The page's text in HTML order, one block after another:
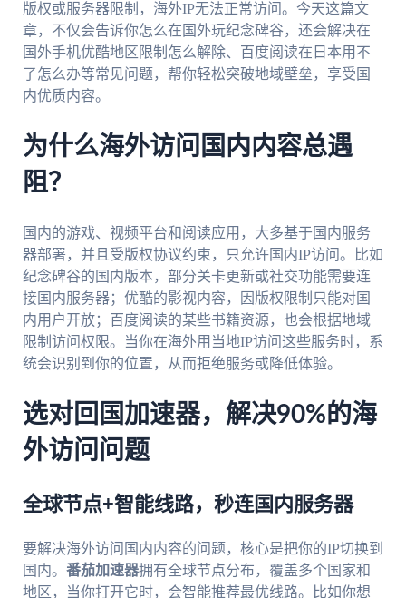
版权或服务器限制，海外IP无法正常访问。今天这篇文
章，不仅会告诉你怎么在国外玩纪念碑谷，还会解决在
国外手机优酷地区限制怎么解除、百度阅读在日本用不
了怎么办等常见问题，帮你轻松突破地域壁垒，享受国
内优质内容。
为什么海外访问国内内容总遇
阻？
国内的游戏、视频平台和阅读应用，大多基于国内服务
器部署，并且受版权协议约束，只允许国内IP访问。比如
纪念碑谷的国内版本，部分关卡更新或社交功能需要连
接国内服务器；优酷的影视内容，因版权限制只能对国
内用户开放；百度阅读的某些书籍资源，也会根据地域
限制访问权限。当你在海外用当地IP访问这些服务时，系
统会识别到你的位置，从而拒绝服务或降低体验。
选对回国加速器，解决90%的海
外访问问题
全球节点+智能线路，秒连国内服务器
要解决海外访问国内内容的问题，核心是把你的IP切换到
国内。 番茄加速器拥有全球节点分布，覆盖多个国家和
地区，当你打开它时，会智能推荐最优线路。比如你想